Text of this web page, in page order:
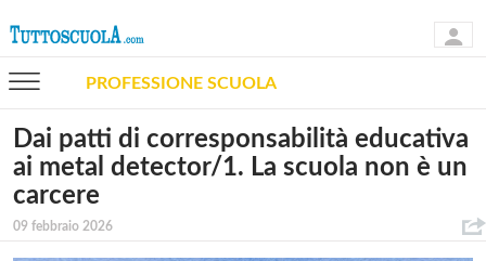
PROFESSIONE SCUOLA
Dai patti di corresponsabilità educativa
ai metal detector/1. La scuola non è un
carcere
09 febbraio 2026